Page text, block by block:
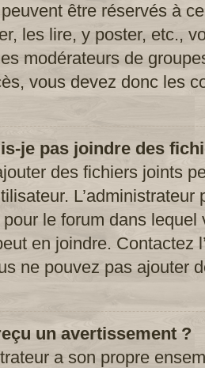
être réservés à
les lire, y poster, etc.,
modérateurs de
vous devez donc les
je pas joindre des
des fichiers joints
L’administrateur
le forum dans
en joindre. Contactez
ne pouvez pas ajouter
un avertissement ?
a son propre